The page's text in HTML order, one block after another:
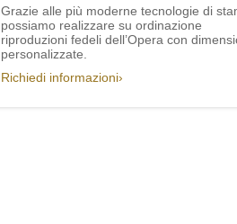
Grazie alle più moderne tecnologie di
possiamo realizzare su ordinazione
riproduzioni fedeli dell’Opera con
personalizzate.
Richiedi informazioni›